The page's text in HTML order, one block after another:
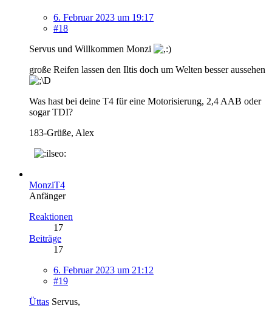
6. Februar 2023 um 19:17
#18
Servus und Willkommen Monzi
große Reifen lassen den Iltis doch um Welten besser aussehen
Was hast bei deine T4 für eine Motorisierung, 2,4 AAB oder
sogar TDI?
183-Grüße, Alex
MonziT4
Anfänger
Reaktionen
17
Beiträge
17
6. Februar 2023 um 21:12
#19
Üttas Servus,